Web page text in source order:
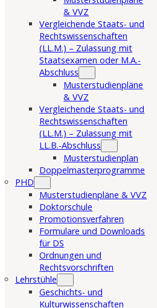
& VVZ
Vergleichende Staats- und
Rechtswissenschaften
(LL.M.) – Zulassung mit
Staatsexamen oder M.A.-
Abschluss
Musterstudienpläne
& VVZ
Vergleichende Staats- und
Rechtswissenschaften
(LL.M.) – Zulassung mit
LL.B.-Abschluss
Musterstudienplan
Doppelmasterprogramme
PHD
Musterstudienpläne & VVZ
Doktorschule
Promotionsverfahren
Formulare und Downloads
für DS
Ordnungen und
Rechtsvorschriften
Lehrstühle
Geschichts- und
Kulturwissenschaften